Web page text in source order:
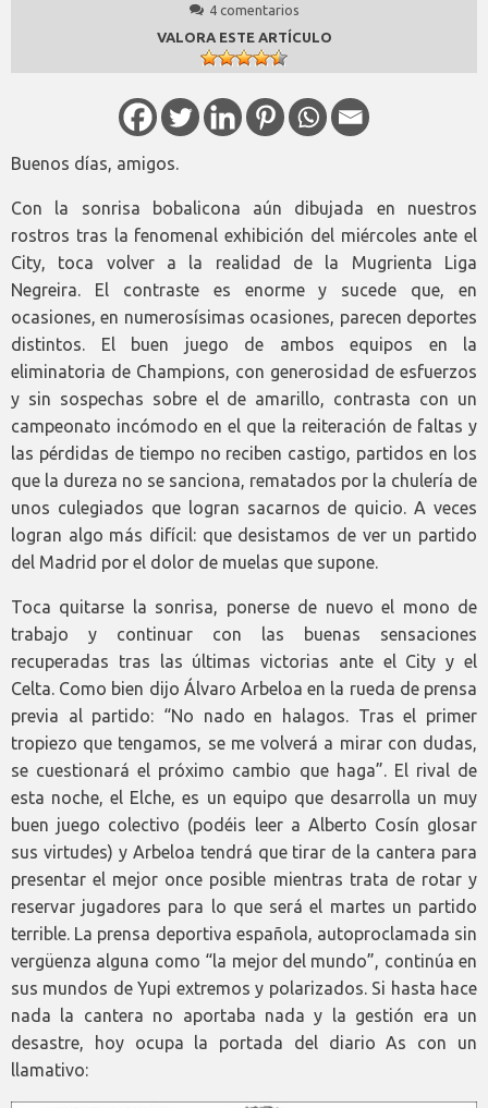
4 comentarios
VALORA ESTE ARTÍCULO
Buenos días, amigos.
Con la sonrisa bobalicona aún dibujada en nuestros
rostros tras la fenomenal exhibición del miércoles ante el
City, toca volver a la realidad de la Mugrienta Liga
Negreira. El contraste es enorme y sucede que, en
ocasiones, en numerosísimas ocasiones, parecen deportes
distintos. El buen juego de ambos equipos en la
eliminatoria de Champions, con generosidad de esfuerzos
y sin sospechas sobre el de amarillo, contrasta con un
campeonato incómodo en el que la reiteración de faltas y
las pérdidas de tiempo no reciben castigo, partidos en los
que la dureza no se sanciona, rematados por la chulería de
unos culegiados que logran sacarnos de quicio. A veces
logran algo más difícil: que desistamos de ver un partido
del Madrid por el dolor de muelas que supone.
Toca quitarse la sonrisa, ponerse de nuevo el mono de
trabajo y continuar con las buenas sensaciones
recuperadas tras las últimas victorias ante el City y el
Celta. Como bien dijo Álvaro Arbeloa en la rueda de prensa
previa al partido: “No nado en halagos. Tras el primer
tropiezo que tengamos, se me volverá a mirar con dudas,
se cuestionará el próximo cambio que haga”. El rival de
esta noche, el Elche, es un equipo que desarrolla un muy
buen juego colectivo (podéis leer a Alberto Cosín glosar
sus virtudes) y Arbeloa tendrá que tirar de la cantera para
presentar el mejor once posible mientras trata de rotar y
reservar jugadores para lo que será el martes un partido
terrible. La prensa deportiva española, autoproclamada sin
vergüenza alguna como “la mejor del mundo”, continúa en
sus mundos de Yupi extremos y polarizados. Si hasta hace
nada la cantera no aportaba nada y la gestión era un
desastre, hoy ocupa la portada del diario As con un
llamativo: